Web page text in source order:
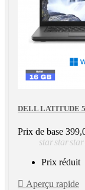
DELL LATITUDE
Prix de base
starstarstar
Prix réduit
 Aperçu rapide